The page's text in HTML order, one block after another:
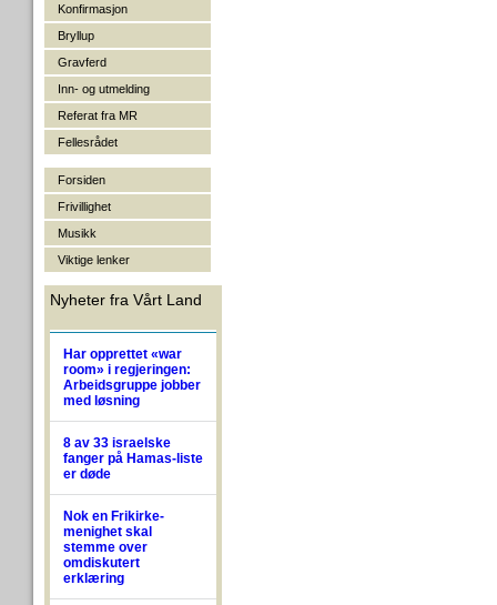
Konfirmasjon
Bryllup
Gravferd
Inn- og utmelding
Referat fra MR
Fellesrådet
Forsiden
Frivillighet
Musikk
Viktige lenker
Nyheter fra Vårt Land
Har opprettet «war
room» i regjeringen:
Arbeidsgruppe jobber
med løsning
8 av 33 israelske
fanger på Hamas-liste
er døde
Nok en Frikirke-
menighet skal
stemme over
omdiskutert
erklæring